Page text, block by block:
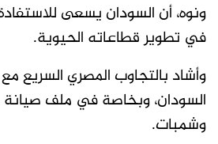
ونوه، أن السودان يسعى
في تطوير قطاعاته الحيوية.
وأشاد بالتجاوب المصري السريع
السودان، وبخاصة في ملف صيانة
وشمبات.